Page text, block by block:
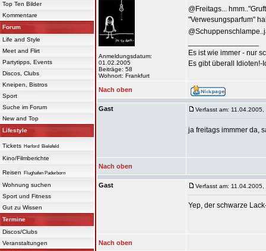
Top Ten Bilder
Kommentare
Forum
Life and Style
Meet and Flirt
Partytipps, Events
Discos, Clubs
Kneipen, Bistros
Sport
Suche im Forum
New and Top
Lifestyle
Tickets Herford Bielefeld
Kino/Filmberichte
Reisen Flughafen Paderborn
Wohnung suchen
Sport und Fitness
Gut zu Wissen
Termine
Discos/Clubs
Veranstaltungen
Anmeldungsdatum:
01.02.2005
Beiträge: 58
Wohnort: Frankfurt
@Freitags...
"Verwesungsparfum"
Es ist wie immer - nur
Es gibt überall Idioten!-
Nach oben
Gast Verfasst am: 11.04.2005,
ja freitags immmer da,
Nach oben
Gast Verfasst am: 11.04.2005,
Yep, der schwarze
Nach oben